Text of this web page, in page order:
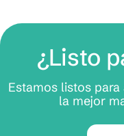
¿Listo
Estamos listos
la mejor